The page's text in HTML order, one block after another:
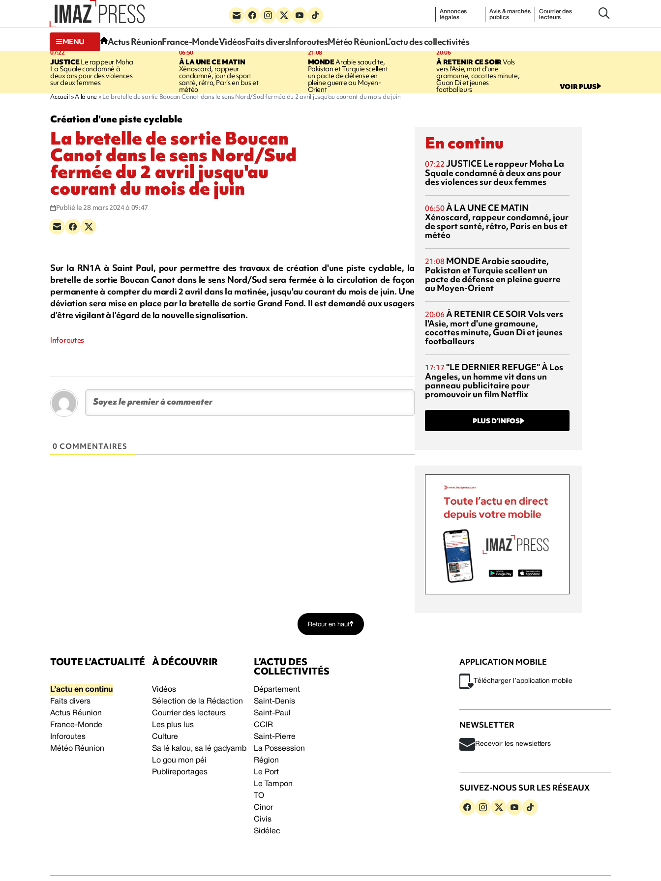
Annonces
légales
Avis & marchés
publics
Courrier des
lecteurs
MENU Actus RéunionFrance-MondeVidéosFaits diversInforoutesMétéo RéunionL’actu des collectivités
07:22
JUSTICELe rappeur Moha
La Squale condamné à
deux ans pour des violences
sur deux femmes
06:50
À LA UNE CE MATIN
Xénoscard, rappeur
condamné, jour de sport
santé, rétro, Paris en bus et
météo
21:08
MONDEArabie saoudite,
Pakistan et Turquie scellent
un pacte de défense en
pleine guerre au Moyen-
Orient
20:06
À RETENIR CE SOIRVols
vers l'Asie, mort d'une
gramoune, cocottes minute,
Guan Di et jeunes
footballeurs VOIR PLUS
Accueil A la une La bretelle de sortie Boucan Canot dans le sens Nord/Sud fermée du 2 avril jusqu'au courant du mois de juin
Création d'une piste cyclable
La bretelle de sortie Boucan
Canot dans le sens Nord/Sud
fermée du 2 avril jusqu'au
courant du mois de juin
Publié le 28 mars 2024 à 09:47
Sur la RN1A à Saint Paul, pour permettre des travaux de création d'une piste cyclable, la
bretelle de sortie Boucan Canot dans le sens Nord/Sud sera fermée à la circulation de façon
permanente à compter du mardi 2 avril dans la matinée, jusqu'au courant du mois de juin. Une
déviation sera mise en place par la bretelle de sortie Grand Fond. Il est demandé aux usagers
d’être vigilant à l'égard de la nouvelle signalisation.
Inforoutes
0 COMMENTAIRES
En continu
07:22 JUSTICE Le rappeur Moha La
Squale condamné à deux ans pour
des violences sur deux femmes
06:50À LA UNE CE MATIN
Xénoscard, rappeur condamné, jour
de sport santé, rétro, Paris en bus et
météo
21:08 MONDEArabie saoudite,
Pakistan et Turquie scellent un
pacte de défense en pleine guerre
au Moyen-Orient
20:06À RETENIR CE SOIRVols vers
l'Asie, mort d'une gramoune,
cocottes minute, Guan Di et jeunes
footballeurs
17:17 "LE DERNIER REFUGE"À Los
Angeles, un homme vit dans un
panneau publicitaire pour
promouvoir un film Netflix
PLUS D’INFOS
Retour en haut
TOUTE L’ACTUALITÉ
L’actu en continu
Faits divers
Actus Réunion
France-Monde
Inforoutes
Météo Réunion
À DÉCOUVRIR
Vidéos
Sélection de la Rédaction
Courrier des lecteurs
Les plus lus
Culture
Sa lé kalou, sa lé gadyamb
Lo gou mon péi
Publireportages
L’ACTU DES
COLLECTIVITÉS
Département
Saint-Denis
Saint-Paul
CCIR
Saint-Pierre
La Possession
Région
Le Port
Le Tampon
TO
Cinor
Civis
Sidélec
APPLICATION MOBILE
Télécharger l’application mobile
NEWSLETTER
Recevoir les newsletters
SUIVEZ-NOUS SUR LES RÉSEAUX